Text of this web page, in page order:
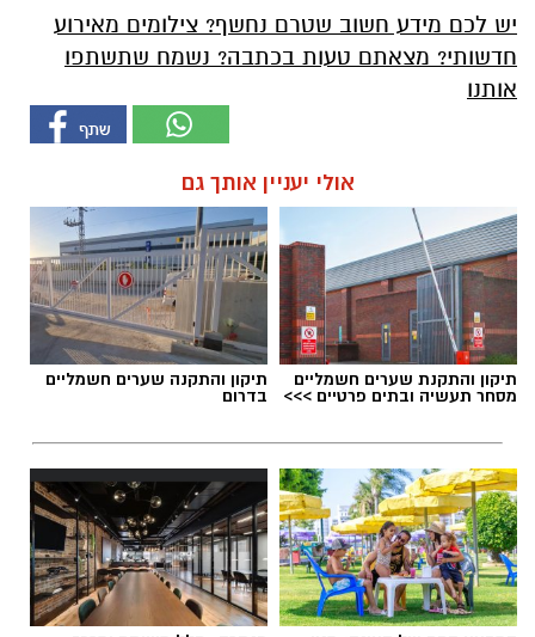
יש לכם מידע חשוב שטרם נחשף? צילומים מאירוע
חדשותי? מצאתם טעות בכתבה? נשמח שתשתפו
אותנו
אולי יעניין אותך גם
תיקון והתקנת שערים חשמליים
מסחר תעשיה ובתים פרטיים >>>
תיקון והתקנה שערים חשמליים
בדרום